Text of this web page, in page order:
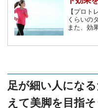
【プロト
くらいの
また、効
足が細い人にな
えて美脚を目指そ